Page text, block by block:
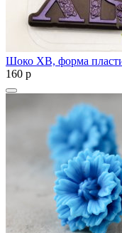
Шоко ХВ, форма
160 p